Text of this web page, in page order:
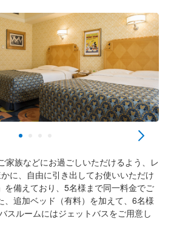
家族などにお過ごしいただけるよう、レ
に、自由に引き出してお使いいただけ
を備えており、5名様まで同一料金でご
、追加ベッド（有料）を加えて、6名様
スルームにはジェットバスをご用意し